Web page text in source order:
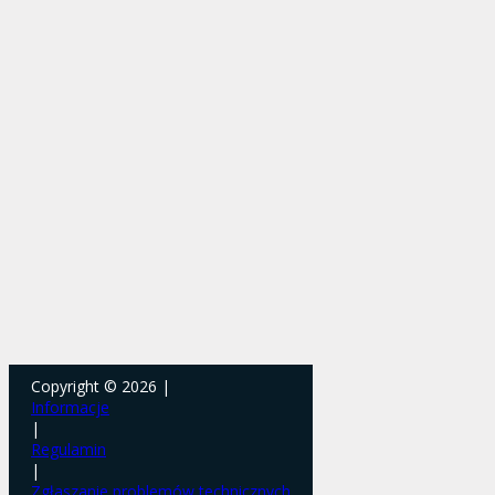
Copyright © 2026 |
Informacje
|
Regulamin
|